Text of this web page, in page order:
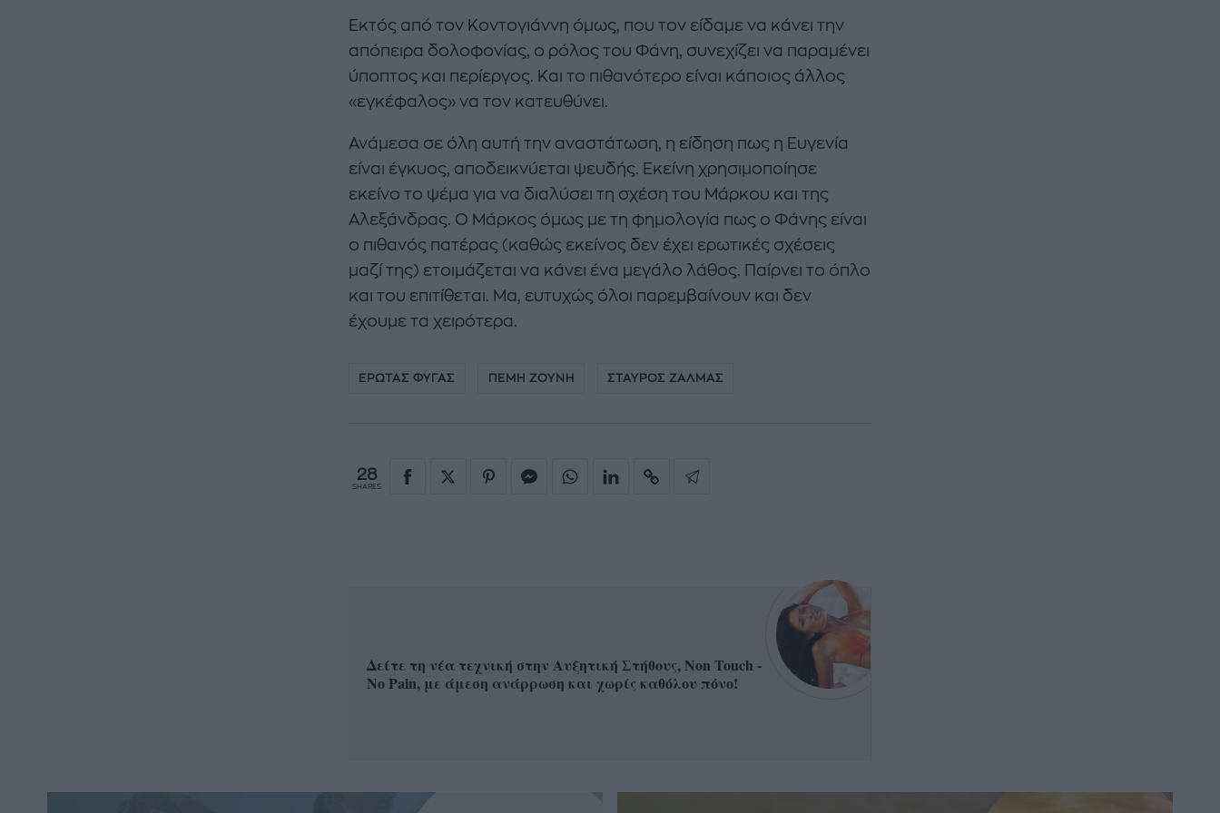
Εκτός από τον Κοντογιάννη όμως, που τον είδαμε να κάνει την
απόπειρα δολοφονίας, ο ρόλος του Φάνη, συνεχίζει να παραμένει
ύποπτος και περίεργος. Και το πιθανότερο είναι κάποιος άλλος
«εγκέφαλος» να τον κατευθύνει.
Ανάμεσα σε όλη αυτή την αναστάτωση, η είδηση πως η Ευγενία
είναι έγκυος, αποδεικνύεται ψευδής. Εκείνη χρησιμοποίησε
εκείνο το ψέμα για να διαλύσει τη σχέση του Μάρκου και της
Αλεξάνδρας. Ο Μάρκος όμως με τη φημολογία πως ο Φάνης είναι
ο πιθανός πατέρας (καθώς εκείνος δεν έχει ερωτικές σχέσεις
μαζί της) ετοιμάζεται να κάνει ένα μεγάλο λάθος. Παίρνει το όπλο
και του επιτίθεται. Μα, ευτυχώς όλοι παρεμβαίνουν και δεν
έχουμε τα χειρότερα.
ΕΡΩΤΑΣ ΦΥΓΑΣ ΠΕΜΗ ΖΟΥΝΗ ΣΤΑΥΡΟΣ ΖΑΛΜΑΣ
28
SHARES
Δείτε τη νέα τεχνική στην Αυξητική Στήθους, Non Touch -
No Pain, με άμεση ανάρρωση και χωρίς καθόλου πόνο!